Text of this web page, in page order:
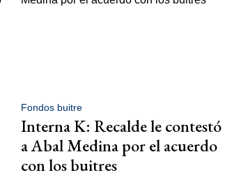
Fondos buitre
Interna K: Recalde le contestó
a Abal Medina por el acuerdo
con los buitres